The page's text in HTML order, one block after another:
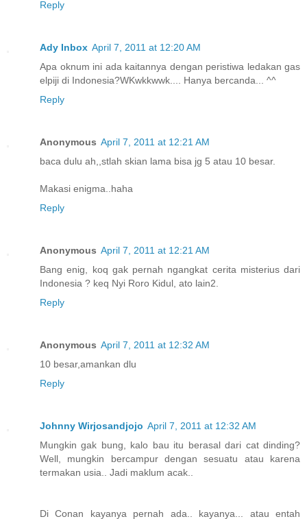
Reply
Ady Inbox April 7, 2011 at 12:20 AM
Apa oknum ini ada kaitannya dengan peristiwa ledakan gas
elpiji di Indonesia?WKwkkwwk.... Hanya bercanda... ^^
Reply
Anonymous April 7, 2011 at 12:21 AM
baca dulu ah,,stlah skian lama bisa jg 5 atau 10 besar.
Makasi enigma..haha
Reply
Anonymous April 7, 2011 at 12:21 AM
Bang enig, koq gak pernah ngangkat cerita misterius dari
Indonesia ? keq Nyi Roro Kidul, ato lain2.
Reply
Anonymous April 7, 2011 at 12:32 AM
10 besar,amankan dlu
Reply
Johnny Wirjosandjojo April 7, 2011 at 12:32 AM
Mungkin gak bung, kalo bau itu berasal dari cat dinding?
Well, mungkin bercampur dengan sesuatu atau karena
termakan usia.. Jadi maklum acak..
Di Conan kayanya pernah ada.. kayanya... atau entah